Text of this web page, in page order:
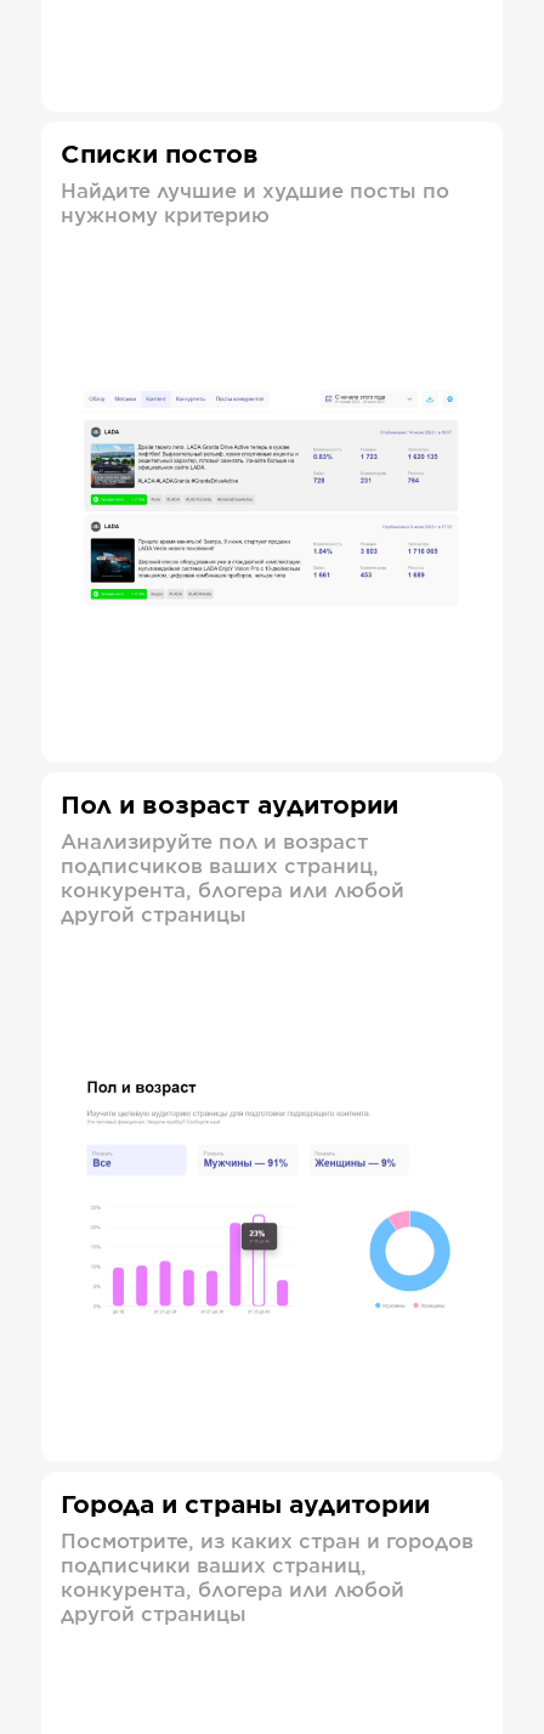
Списки постов
Найдите лучшие и худшие посты по
нужному критерию
Пол и возраст аудитории
Анализируйте пол и возраст
подписчиков ваших страниц,
конкурента, блогера или любой
другой страницы
Города и страны аудитории
Посмотрите, из каких стран и городов
подписчики ваших страниц,
конкурента, блогера или любой
другой страницы